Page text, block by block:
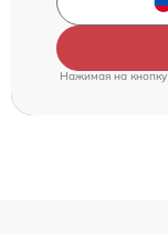
Нажимая на